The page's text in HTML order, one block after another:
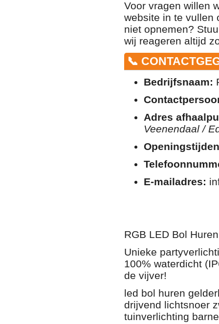
Voor vragen willen
website in te vullen
niet opnemen?
wij reageren altijd
📞
Bedrijfsnaam:
Adres
Veenendaal /
E-mailadres:
RGB LED Bol
Unieke
100% waterdicht
de vijver!
led bol huren
drijvend lichtsnoer
tuinverlichting